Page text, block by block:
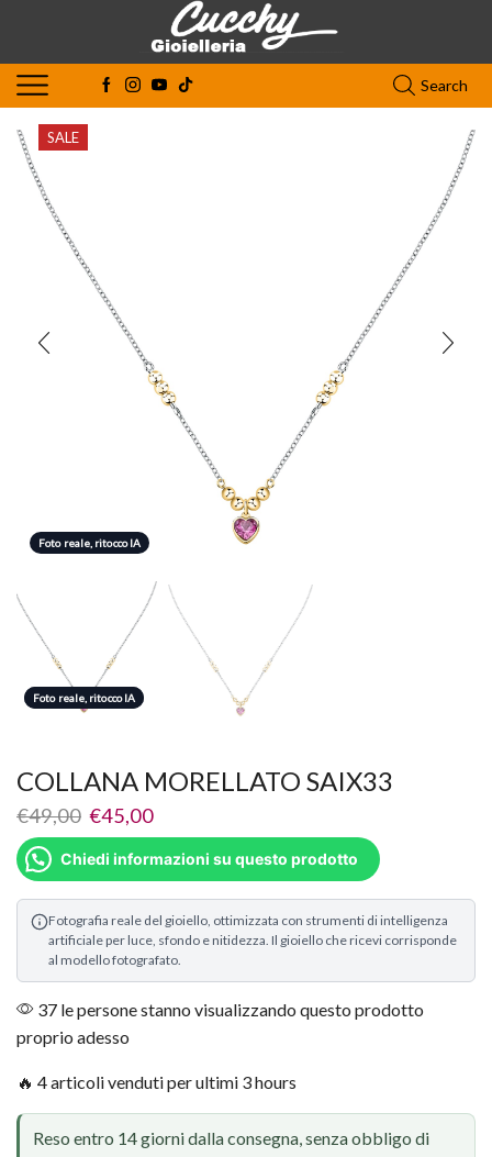
Search
SALE
Foto reale, ritocco IA
Foto reale, ritocco IA
Foto reale, ritocco IA
COLLANA MORELLATO SAIX33
€49,00 €45,00
Chiedi informazioni su questo prodotto
Fotografia reale del gioiello, ottimizzata con strumenti di intelligenza
artificiale per luce, sfondo e nitidezza. Il gioiello che ricevi corrisponde
al modello fotografato.
37 le persone stanno visualizzando questo prodotto
proprio adesso
🔥 4 articoli venduti per ultimi 3 hours
Reso entro 14 giorni dalla consegna, senza obbligo di